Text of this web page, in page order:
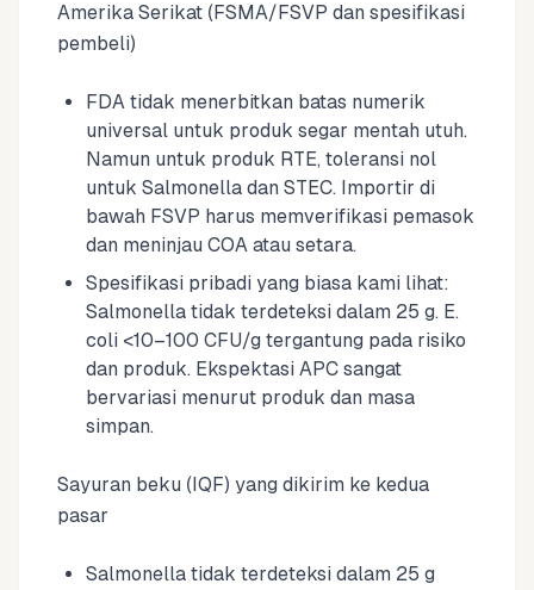
Amerika Serikat (FSMA/FSVP dan spesifikasi
pembeli)
FDA tidak menerbitkan batas numerik
universal untuk produk segar mentah utuh.
Namun untuk produk RTE, toleransi nol
untuk Salmonella dan STEC. Importir di
bawah FSVP harus memverifikasi pemasok
dan meninjau COA atau setara.
Spesifikasi pribadi yang biasa kami lihat:
Salmonella tidak terdeteksi dalam 25 g. E.
coli <10–100 CFU/g tergantung pada risiko
dan produk. Ekspektasi APC sangat
bervariasi menurut produk dan masa
simpan.
Sayuran beku (IQF) yang dikirim ke kedua
pasar
Salmonella tidak terdeteksi dalam 25 g